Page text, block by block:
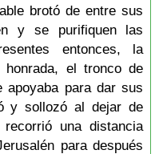
brotó de entre sus
y se purifiquen las
entonces, la
el tronco de
para dar sus
y sollozó al dejar de
una distancia
para después